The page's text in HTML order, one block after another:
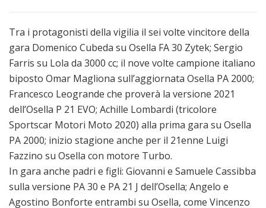
Tra i protagonisti della vigilia il sei volte vincitore della
gara Domenico Cubeda su Osella FA 30 Zytek; Sergio
Farris su Lola da 3000 cc; il nove volte campione italiano
biposto Omar Magliona sull’aggiornata Osella PA 2000;
Francesco Leogrande che proverà la versione 2021
dell’Osella P 21 EVO; Achille Lombardi (tricolore
Sportscar Motori Moto 2020) alla prima gara su Osella
PA 2000; inizio stagione anche per il 21enne Luigi
Fazzino su Osella con motore Turbo.
In gara anche padri e figli: Giovanni e Samuele Cassibba
sulla versione PA 30 e PA 21 J dell’Osella; Angelo e
Agostino Bonforte entrambi su Osella, come Vincenzo